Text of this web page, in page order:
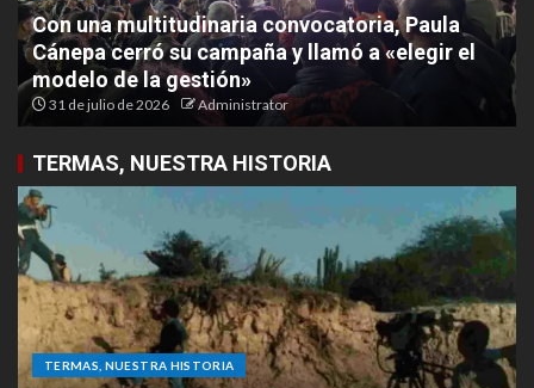
Con una multitudinaria convocatoria, Paula
Cánepa cerró su campaña y llamó a «elegir el
modelo de la gestión»
31 de julio de 2026 Administrator
TERMAS, NUESTRA HISTORIA
TERMAS, NUESTRA HISTORIA